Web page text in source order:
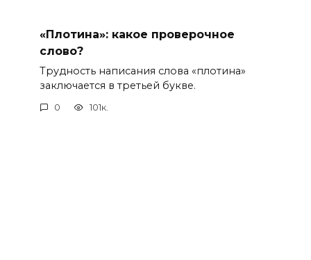
«Плотина»: какое проверочное
слово?
Трудность написания слова «плотина»
заключается в третьей букве.
0 101к.